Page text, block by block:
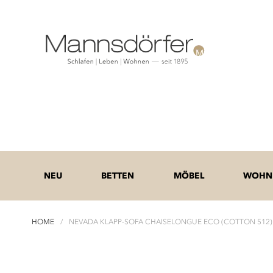
NEU BETTEN MÖBEL
HOME NEVADA KLAPP-SOFA CHAISELONGUE ECO (COTTON 512)